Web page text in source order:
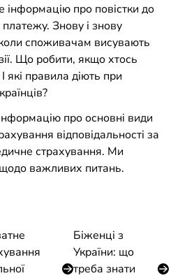
інформацію про повістки до
Знову і знову
споживачам висувають
Що робити, якщо хтось
які правила діють при
про основні види
відповідальності за
страхування. Ми
важливих питань.
Біженці з
України: що
треба знати